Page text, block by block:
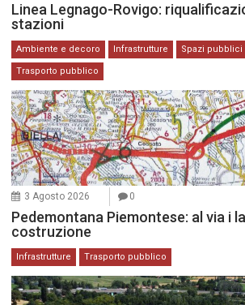
Linea Legnago-Rovigo:
stazioni
Ambiente e decoro Infrastrutture Spazi pubblici
Trasporto pubblico
3 Agosto 2026 0
Pedemontana Piemontese: al via i
costruzione
Infrastrutture Trasporto pubblico